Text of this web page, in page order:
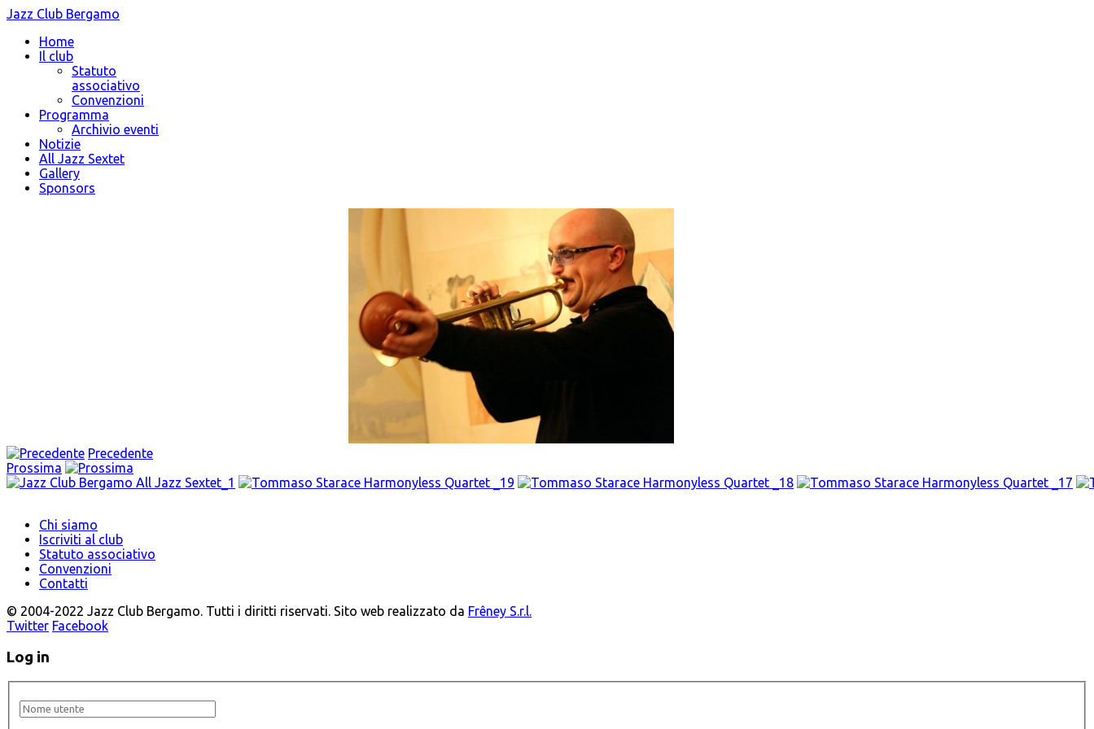
Jazz Club Bergamo
Home
Il club
Statuto
associativo
Convenzioni
Programma
Archivio eventi
Notizie
All Jazz Sextet
Gallery
Sponsors
Precedente
Prossima
Chi siamo
Iscriviti al club
Statuto associativo
Convenzioni
Contatti
© 2004-2022 Jazz Club Bergamo. Tutti i diritti riservati. Sito web realizzato da Frêney S.r.l.
Twitter Facebook
Log in